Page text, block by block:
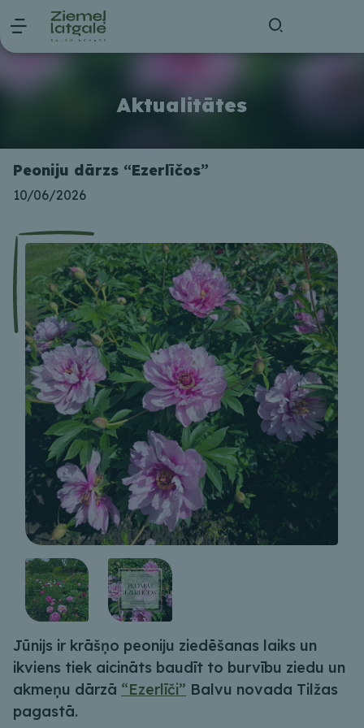
Aktualitātes
Peoniju dārzs “Ezerlīčos”
10/06/2026
Jūnijs ir krāšņo peoniju ziedēšanas laiks un
ikviens tiek aicināts baudīt to burvību ziedu un
akmeņu dārzā “Ezerlīči” Balvu novada Tilžas
pagastā.